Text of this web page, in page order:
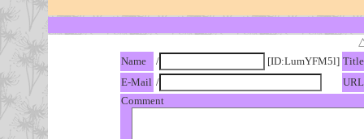
Name
/ [ID:LumYFM5l] Title
E-Mail /
URL
Comment